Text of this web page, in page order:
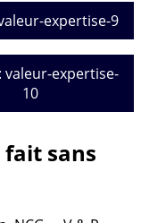
expertise-9
valeur-expertise-
10
fait sans